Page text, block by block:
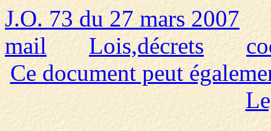
J.O. 73 du 27 mars 2007
mail
Lois,décrets
Ce document peut